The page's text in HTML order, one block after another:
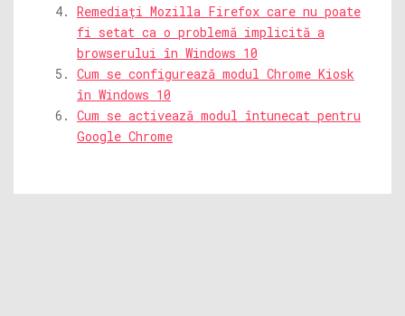
Remediați Mozilla Firefox care nu poate
fi setat ca o problemă implicită a
browserului în Windows 10
Cum se configurează modul Chrome Kiosk
în Windows 10
Cum se activează modul întunecat pentru
Google Chrome